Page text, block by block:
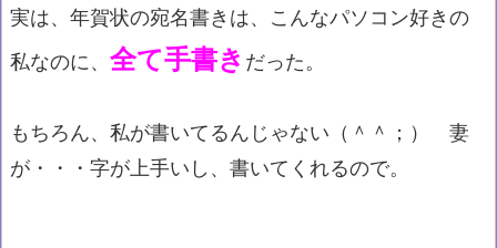
実は、年賀状の宛名書きは、こんなパソコン好きの
私なのに、 全て手書き だった。
もちろん、私が書いてるんじゃない（＾＾；） 妻
が・・・字が上手いし、書いてくれるので。